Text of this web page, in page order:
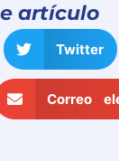
artículo
Twitter
Correo